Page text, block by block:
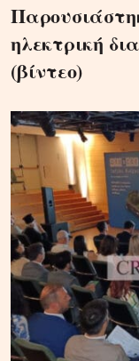
ηλεκτρική
(βίντεο)